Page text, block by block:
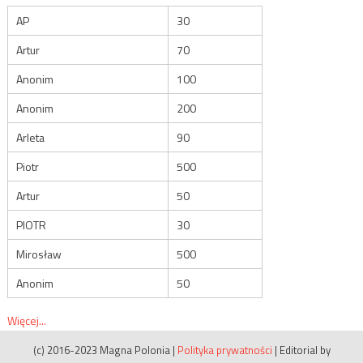
AP
30
Artur
70
Anonim
100
Anonim
200
Arleta
90
Piotr
500
Artur
50
PIOTR
30
Mirosław
500
Anonim
50
Więcej...
(c) 2016-2023 Magna Polonia | Polityka prywatności | Editorial by